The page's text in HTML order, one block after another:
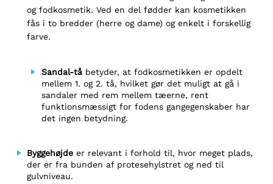
og fodkosmetik. Ved en del fødder kan kosmetikken
fås i to bredder (herre og dame) og enkelt i forskellig
farve.
Sandal-tåbetyder, at fodkosmetikken er opdelt
mellem 1. og 2. tå, hvilket gør det muligt at gå i
sandaler med rem mellem tæerne, rent
funktionsmæssigt for fodens gangegenskaber har
det ingen betydning.
Byggehøjde er relevant i forhold til, hvor meget plads,
der er fra bunden af protesehylstret og ned til
gulvniveau.